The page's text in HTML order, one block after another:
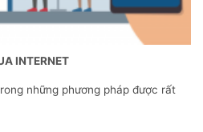
INTERNET
những phương pháp được rất